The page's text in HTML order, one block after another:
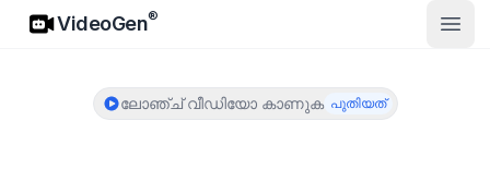
VideoGen
VideoGen®
ലോഞ്ച് വീഡിയോ കാണുക പുതിയത്